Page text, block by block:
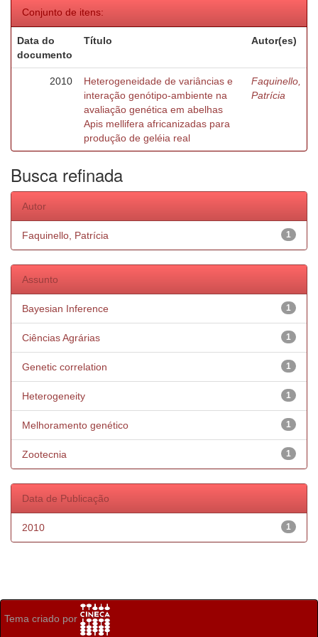
Conjunto de itens:
Data do
documento
Título Autor(es)
2010
Heterogeneidade de variâncias e
interação genótipo-ambiente na
avaliação genética em abelhas
Apis mellifera africanizadas para
produção de geléia real
Faquinello,
Patrícia
Busca refinada
Autor
1
Faquinello, Patrícia
Assunto
1
Bayesian Inference
1
Ciências Agrárias
1
Genetic correlation
1
Heterogeneity
1
Melhoramento genético
1
Zootecnia
Data de Publicação
1
2010
Tema criado por